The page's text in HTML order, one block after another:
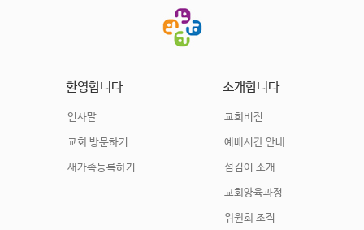
환영합니다
인사말
교회 방문하기
새가족등록하기
소개합니다
교회비전
예배시간 안내
섬김이 소개
교회양육과정
위원회 조직